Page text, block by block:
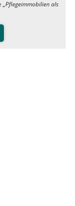
„Pflegeimmobilien als